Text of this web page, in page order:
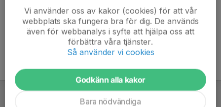
Kommentarer
Vi använder oss av kakor (cookies) för att vår
webbplats ska fungera bra för dig. De används
även för webbanalys i syfte att hjälpa oss att
förbättra våra tjänster.
Så använder vi cookies
Godkänn alla kakor
Bara nödvändiga